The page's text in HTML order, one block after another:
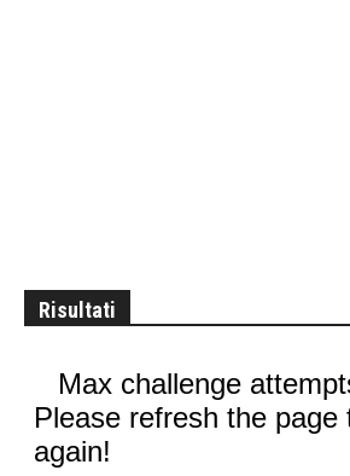
Risultati